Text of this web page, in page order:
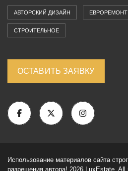
АВТОРСКИЙ ДИЗАЙН ЕВРОРЕМОНТ
СТРОИТЕЛЬНОЕ
ОСТАВИТЬ ЗАЯВКУ
Использование материалов сайта
разрешения автора! 2026 LuxEstate. All